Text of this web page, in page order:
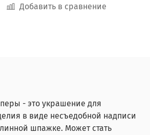
Добавить в сравнение
- это украшение для
в виде несъедобной надписи
шпажке. Может стать